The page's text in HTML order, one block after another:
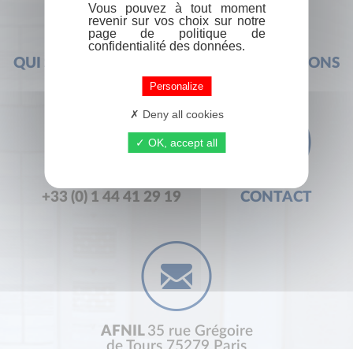
QUI SOMMES-NOUS ? FOIRE AUX QUESTIONS
+33 (0) 1 44 41 29 19 CONTACT
AFNIL 35 rue Grégoire
Vous pouvez à tout moment
revenir sur vos choix sur notre
page de politique de
confidentialité des données.
Personalize
Deny all cookies
OK, accept all